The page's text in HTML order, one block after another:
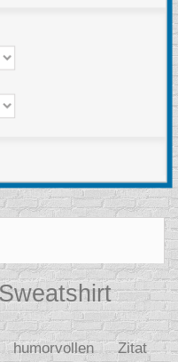
humorvollen Zitat